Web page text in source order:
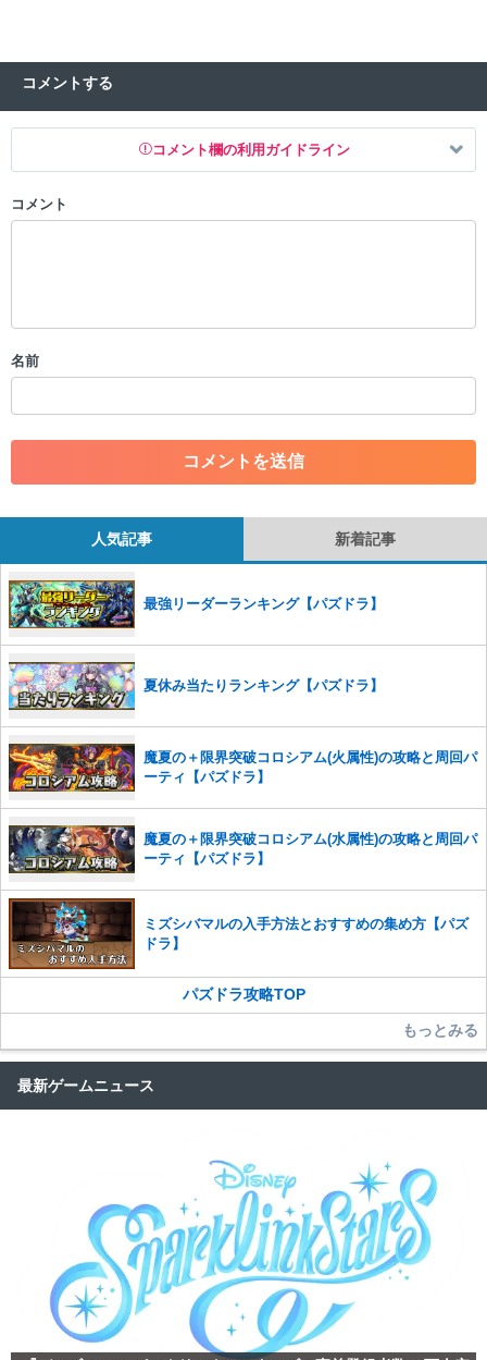
コメントする
コメント欄の利用ガイドライン
以下の書き込みを禁止とし、場合によってはコメント削除や書き込み制
・一度削除された投稿を再び投稿すること
・アカウントの売買など金銭が絡む内容の投稿
・各ゲームのネタバレを含む内容の投稿
・その他、管理者が不適切と判断した投稿
だけますでしょうか。
コメントの削除を申請する※投稿内容を確認後、順次対応さ
せていただきます。ご了承ください。
※一度削除したコメントは復元ができませんのでご注意くだ
また、過度な利用規約の違反や、弊社に損害の及ぶ内容の書き込みがあ
った場合は、法的措置をとらせていただく場合もございますので、あら
かじめご理解くださいませ。
コメント
名前
人気記事 新着記事
最強リーダーランキング【パズドラ】
夏休み当たりランキング【パズドラ】
魔夏の＋限界突破コロシアム(火属性)の攻略と周回パ
ーティ【パズドラ】
魔夏の＋限界突破コロシアム(水属性)の攻略と周回パ
ーティ【パズドラ】
ミズシバマルの入手方法とおすすめの集め方【パズ
ドラ】
パズドラ攻略TOP
もっとみる
最新ゲームニュース